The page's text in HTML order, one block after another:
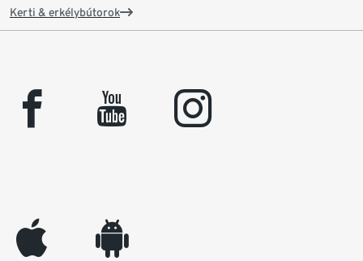
Kerti & erkélybútorok
facebook youtube instagram
appleinc android